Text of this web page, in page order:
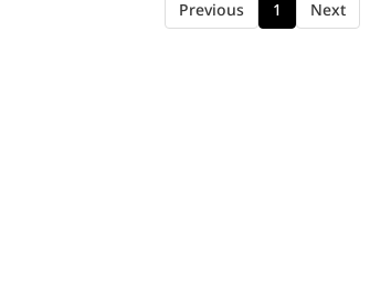
Previous 1 Next